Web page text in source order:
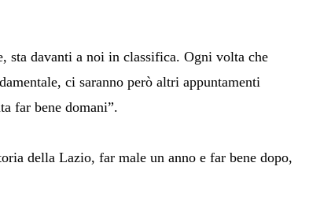
sta davanti a noi in classifica. Ogni volta che
ci saranno però altri appuntamenti
far bene domani”.
della Lazio, far male un anno e far bene dopo,